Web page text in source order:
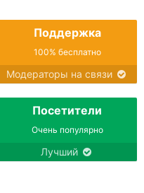
Поддержка
100% бесплатно
Модераторы на связи
Посетители
Очень популярно
Лучший